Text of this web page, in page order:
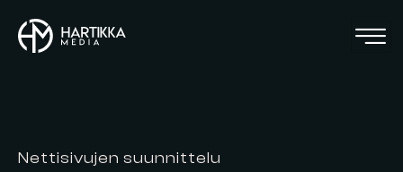
sisältöön
Nettisivujen suunnittelu